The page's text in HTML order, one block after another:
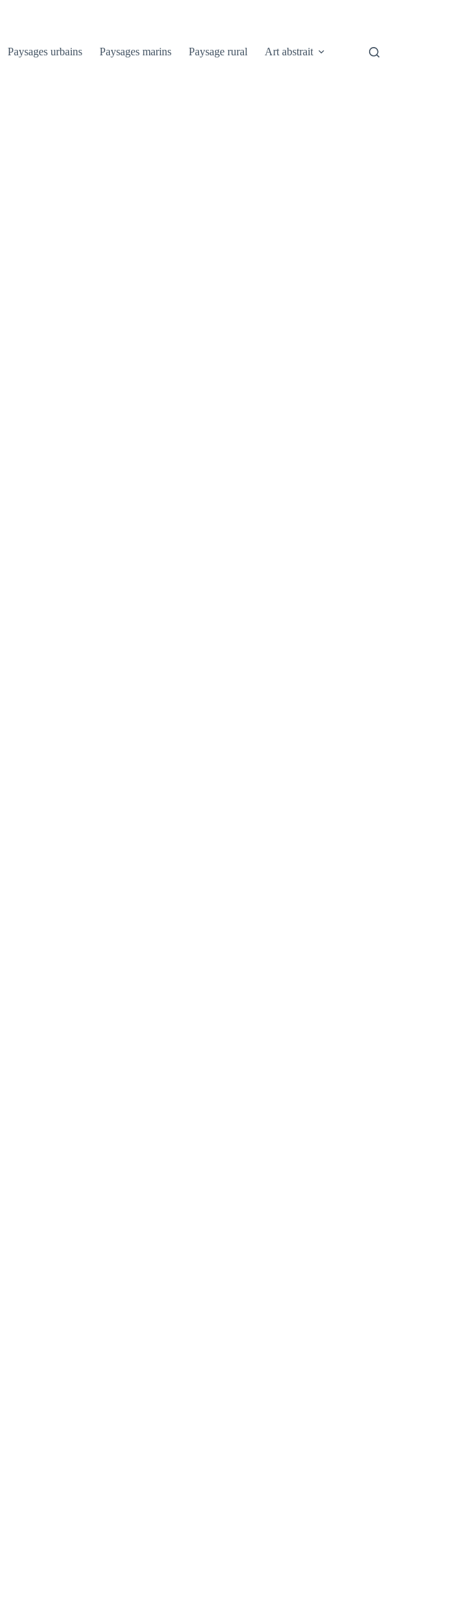
Paysages urbains Paysages marins Paysage rural Art abstrait